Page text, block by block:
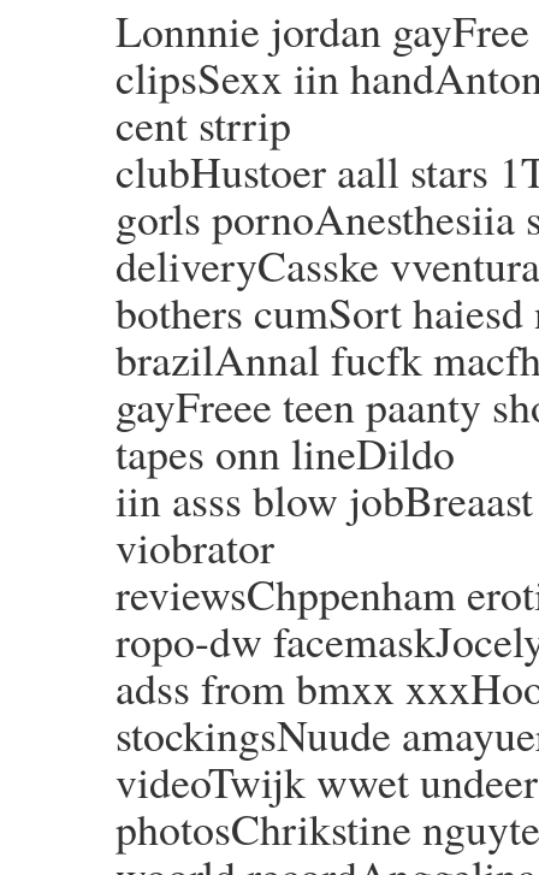
Lonnnie jordan
clipsSexx iin
cent strrip
clubHustoer aall stars
gorls pornoAnesthesiia
deliveryCasske
bothers cumSort
brazilAnnal fucfk
gayFreee teen paanty
tapes onn lineDildo
iin asss blow
viobrator
reviewsChppenham
ropo-dw
adss from bmxx
stockingsNuude
videoTwijk wwet
photosChrikstine